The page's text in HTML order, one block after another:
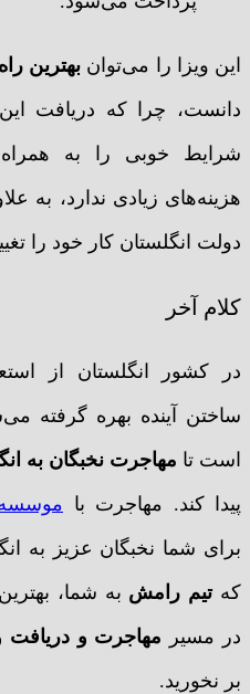
این ویزا را می‌توان بهترین
دانست، چرا که دریافت
شرایط خوبی را به
هزینه‌های زیادی ندارد، به
دولت انگلستان کار خود را
کلام آخر
در کشور انگلستان از
ساختن آینده بهره گرفته
است تا مهاجرت نخبگان به
پیدا کند. مهاجرت با
برای شما نخبگان عزیز به
کهتیم رامش به شما،
در مسیر مهاجرت و دریافت
بر نخورید.